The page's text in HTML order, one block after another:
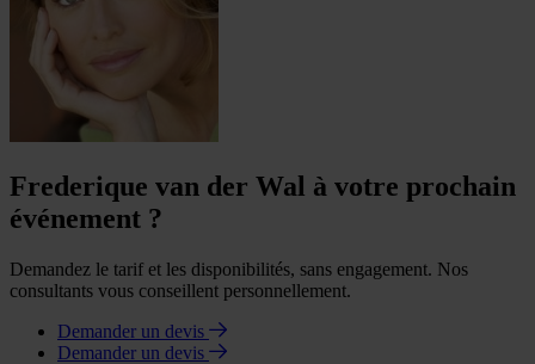
Frederique van der Wal à votre prochain
événement ?
Demandez le tarif et les disponibilités, sans engagement. Nos
consultants vous conseillent personnellement.
Demander un devis
Demander un devis